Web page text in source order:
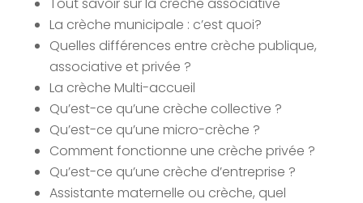
La crèche municipale : c’est quoi?
Quelles différences entre crèche publique,
associative et privée ?
La crèche Multi-accueil
Qu’est-ce qu’une crèche collective ?
Qu’est-ce qu’une micro-crèche ?
Comment fonctionne une crèche privée ?
Qu’est-ce qu’une crèche d’entreprise ?
Assistante maternelle ou crèche, quel